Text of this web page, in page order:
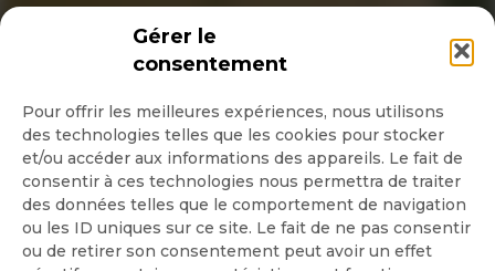
Gérer le
consentement
Pour offrir les meilleures expériences, nous utilisons
des technologies telles que les cookies pour stocker
et/ou accéder aux informations des appareils. Le fait de
consentir à ces technologies nous permettra de traiter
des données telles que le comportement de navigation
ou les ID uniques sur ce site. Le fait de ne pas consentir
ou de retirer son consentement peut avoir un effet
INSCRIPTION NEWSLETTER
Quotidienne
Hebdo
OK